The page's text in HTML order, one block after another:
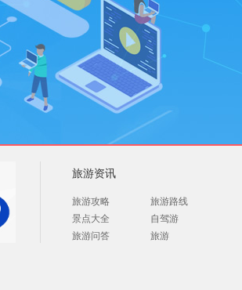
旅游资讯
旅游攻略
旅游路线
景点大全
自驾游
旅游问答
旅游